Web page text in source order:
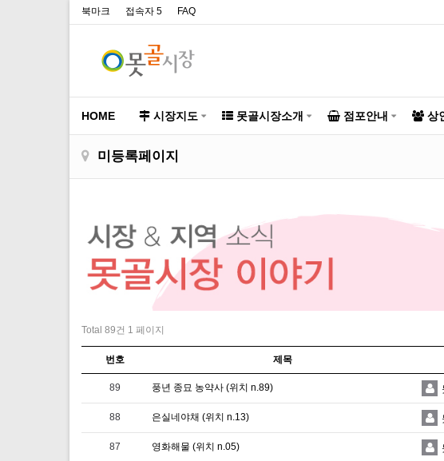
북마크 접속자 5 FAQ
HOME 시장지도 못골시장소개 점포안내 상
미등록페이지
Total 89건 1 페이지
번호 제목
89 풍년 종묘 농약사 (위치 n.89)
88 은실네야채 (위치 n.13)
87 영화해물 (위치 n.05)